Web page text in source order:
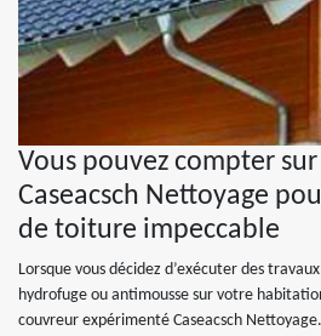
Vous pouvez compter
Caseacsch Nettoyage
de toiture impeccable
Lorsque vous décidez d’exécuter des
hydrofuge ou antimousse sur votre
couvreur expérimenté Caseacsch